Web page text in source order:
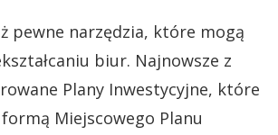
pewne narzędzia, które mogą
biur. Najnowsze z
Plany Inwestycyjne, które
Miejscowego Planu